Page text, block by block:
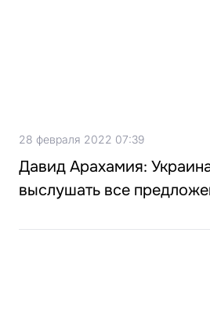
28 февраля 2022 07:39
Давид Арахамия:
выслушать все